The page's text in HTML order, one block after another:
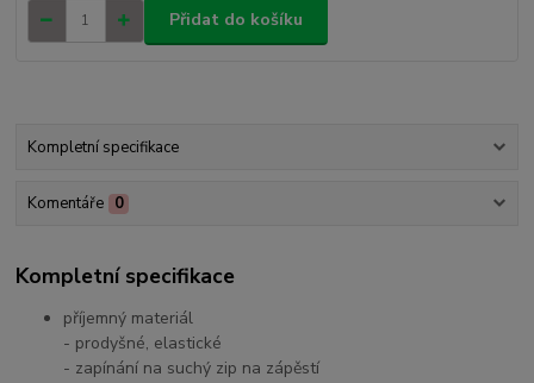
Přidat do košíku
Kompletní specifikace
Komentáře 0
Kompletní specifikace
příjemný materiál
- prodyšné, elastické
- zapínání na suchý zip na zápěstí